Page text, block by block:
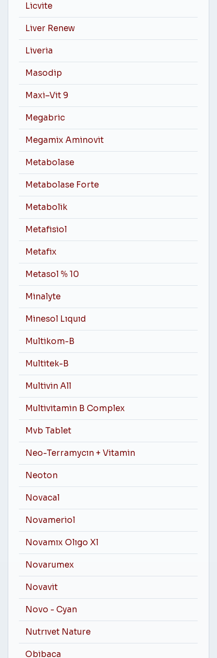
Licvite
Liver Renew
Liveria
Masodip
Maxi–Vit 9
Megabric
Megamix Aminovit
Metabolase
Metabolase Forte
Metabolik
Metafisiol
Metafix
Metasol % 10
Minalyte
Minesol Lıquıd
Multikom-B
Multitek-B
Multivin All
Multivitamin B Complex
Mvb Tablet
Neo-Terramycın + Vitamin
Neoton
Novacal
Novameriol
Novamıx Olıgo Xl
Novarumex
Novavit
Novo - Cyan
Nutrıvet Nature
Obibaca